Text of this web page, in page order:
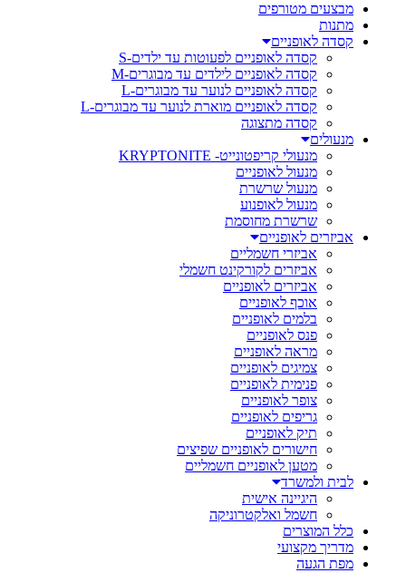
מבצעים מטורפים
מתנות
קסדה לאופניים
קסדה לאופניים לפעוטות עד ילדים-S
קסדה לאופניים לילדים עד מבוגרים-M
קסדה לאופניים לנוער עד מבוגרים-L
קסדה לאופניים מוארת לנוער עד מבוגרים-L
קסדה מתצוגה
מנעולים
מנעולי קריפטונייט- KRYPTONITE
מנעול לאופניים
מנעול שרשרת
מנעול לאופנוע
שרשרת מחוסמת
אביזרים לאופניים
אביזרי חשמליים
אביזרים לקורקינט חשמלי
אביזרים לאופניים
אוכף לאופניים
בלמים לאופניים
פנס לאופניים
מראה לאופניים
צמיגים לאופניים
פנימית לאופניים
צופר לאופניים
גריפים לאופניים
תיק לאופניים
חישורים לאופניים שפיצים
מטען לאופניים חשמליים
לבית ולמשרד
היגיינה אישית
חשמל ואלקטרוניקה
כלל המוצרים
מדריך מקצועי
מפת הגעה